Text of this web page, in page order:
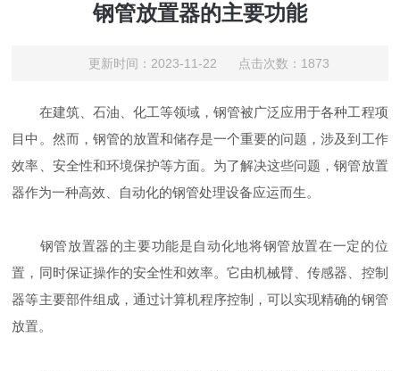
钢管放置器的主要功能
更新时间：2023-11-22 点击次数：1873
在建筑、石油、化工等领域，钢管被广泛应用于各种工程项
目中。然而，钢管的放置和储存是一个重要的问题，涉及到工作
效率、安全性和环境保护等方面。为了解决这些问题，钢管放置
器作为一种高效、自动化的钢管处理设备应运而生。
钢管放置器的主要功能是自动化地将钢管放置在一定的位
置，同时保证操作的安全性和效率。它由机械臂、传感器、控制
器等主要部件组成，通过计算机程序控制，可以实现精确的钢管
放置。